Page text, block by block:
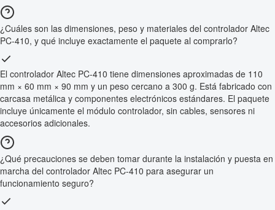
¿Cuáles son las dimensiones, peso y materiales del controlador Altec
PC-410, y qué incluye exactamente el paquete al comprarlo?
El controlador Altec PC-410 tiene dimensiones aproximadas de 110
mm × 60 mm × 90 mm y un peso cercano a 300 g. Está fabricado con
carcasa metálica y componentes electrónicos estándares. El paquete
incluye únicamente el módulo controlador, sin cables, sensores ni
accesorios adicionales.
¿Qué precauciones se deben tomar durante la instalación y puesta en
marcha del controlador Altec PC-410 para asegurar un
funcionamiento seguro?